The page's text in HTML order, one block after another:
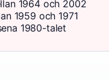
1964 och 2002
1959 och 1971
1980-talet